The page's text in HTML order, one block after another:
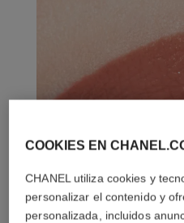
COOKIES EN
CHANEL utiliza cookies y
personalizar el contenido y
personalizada, incluidos